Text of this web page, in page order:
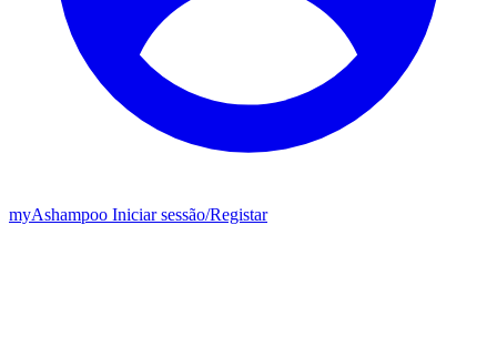
myAshampoo Iniciar sessão/Registar